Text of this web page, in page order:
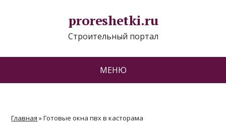
proreshetki.ru
Строительный портал
МЕНЮ
Главная »Готовые окна пвх в касторама